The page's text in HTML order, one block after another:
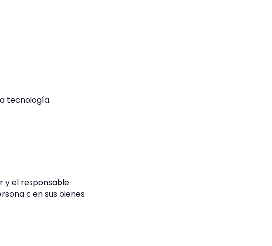
tecnología.
y el responsable
o en sus bienes